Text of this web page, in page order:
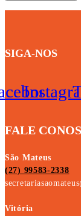
SIGA-NOS
FALE
São Mateus
(27) 99583-2338
Vitória